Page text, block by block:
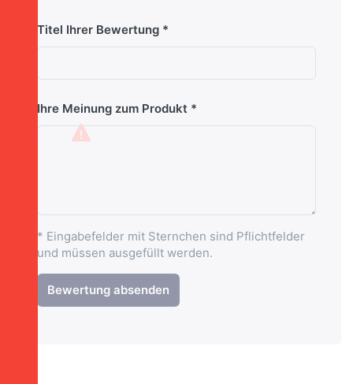
Titel Ihrer Bewertung
Ihre Meinung zum Produkt
* Eingabefelder mit Sternchen sind Pflichtfelder
und müssen ausgefüllt werden.
Bewertung absenden